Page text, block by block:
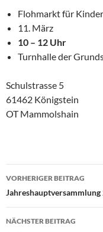
Flohmarkt für
11. März
10 – 12 Uhr
Turnhalle der
Schulstrasse 5
61462 Königstein
OT Mammolshain
VORHERIGER BEITRAG
Jahreshauptversammlung
NÄCHSTER BEITRAG